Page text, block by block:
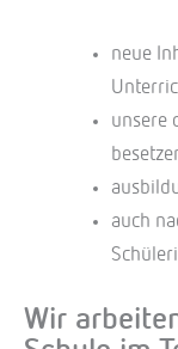
neue
unsere
auch
Wir